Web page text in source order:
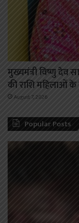
मुख्यमंत्री विष्णु देव
की राशि महिलाओं
August 7, 2026
Popular Posts